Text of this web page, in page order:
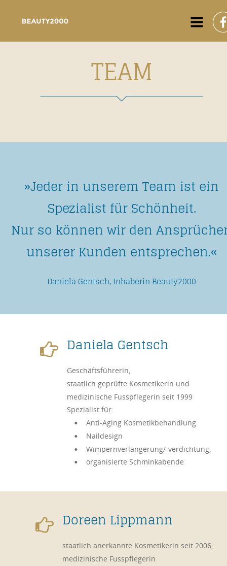
»Jeder in unserem Team ist ein
Spezialist für Schönheit.
Nur so können wir den
unserer Kunden entsprechen.«
Daniela Gentsch, Inhaberin Beauty2000
TEAM
BEAUTY2000
Daniela Gentsch
Geschäftsführerin,
staatlich geprüfte Kosmetikerin und
medizinische Fusspflegerin seit 1999
Spezialist für:
• Anti-Aging Kosmetikbehandlung
• Naildesign
• Wimpernverlängerung/-verdichtung,
• organisierte Schminkabende

Doreen Lippmann
staatlich anerkannte Kosmetikerin seit 2006,
medizinische Fusspflegerin
